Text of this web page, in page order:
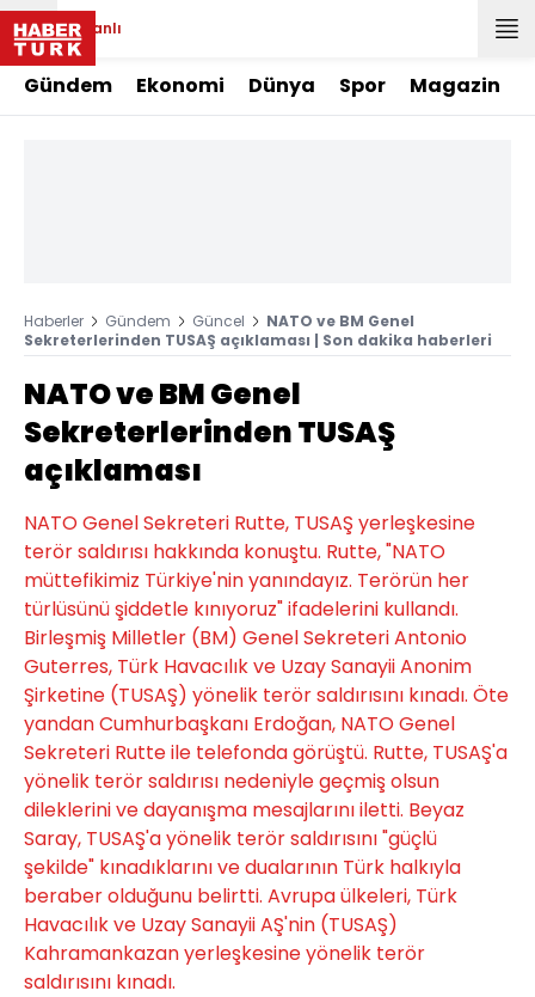
Canlı
Gündem Ekonomi Dünya Spor Magazin
Haberler Gündem Güncel
NATO ve BM Genel
Sekreterlerinden TUSAŞ açıklaması | Son dakika haberleri
NATO ve BM Genel
Sekreterlerinden TUSAŞ
açıklaması
NATO Genel Sekreteri Rutte, TUSAŞ yerleşkesine
terör saldırısı hakkında konuştu. Rutte, "NATO
müttefikimiz Türkiye'nin yanındayız. Terörün her
türlüsünü şiddetle kınıyoruz" ifadelerini kullandı.
Birleşmiş Milletler (BM) Genel Sekreteri Antonio
Guterres, Türk Havacılık ve Uzay Sanayii Anonim
Şirketine (TUSAŞ) yönelik terör saldırısını kınadı. Öte
yandan Cumhurbaşkanı Erdoğan, NATO Genel
Sekreteri Rutte ile telefonda görüştü. Rutte, TUSAŞ'a
yönelik terör saldırısı nedeniyle geçmiş olsun
dileklerini ve dayanışma mesajlarını iletti. Beyaz
Saray, TUSAŞ'a yönelik terör saldırısını "güçlü
şekilde" kınadıklarını ve dualarının Türk halkıyla
beraber olduğunu belirtti. Avrupa ülkeleri, Türk
Havacılık ve Uzay Sanayii AŞ'nin (TUSAŞ)
Kahramankazan yerleşkesine yönelik terör
saldırısını kınadı.